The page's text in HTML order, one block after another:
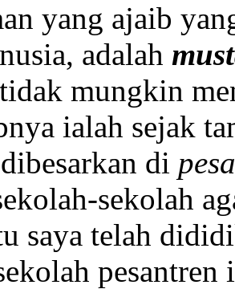
yang ajaib
adalah
mungkin
ialah sejak
di
sekolah
saya telah